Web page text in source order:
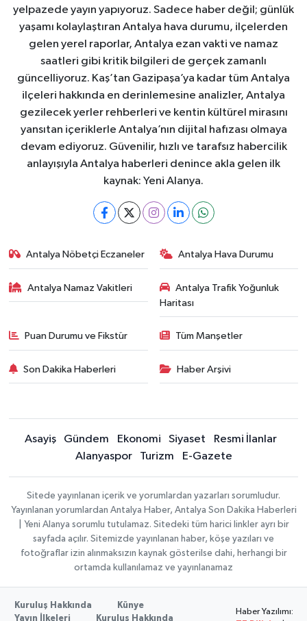
yelpazede yayın yapıyoruz. Sadece haber değil; günlük
yaşamı kolaylaştıran Antalya hava durumu, ilçelerden
gelen yerel raporlar, Antalya ezan vakti ve namaz
saatleri gibi kritik bilgileri de gerçek zamanlı
güncelliyoruz. Kaş’tan Gazipaşa’ya kadar tüm Antalya
ilçeleri hakkında en derinlemesine analizler, Antalya
gezilecek yerler rehberleri ve kentin kültürel mirasını
yansıtan içeriklerle Antalya’nın dijital hafızası olmaya
devam ediyoruz. Güvenilir, hızlı ve tarafsız habercilik
anlayışıyla Antalya haberleri denince akla gelen ilk
kaynak: Yeni Alanya.
Antalya Nöbetçi Eczaneler Antalya Hava Durumu
Antalya Namaz Vakitleri
Antalya Trafik Yoğunluk
Haritası
Puan Durumu ve Fikstür Tüm Manşetler
Son Dakika Haberleri Haber Arşivi
Asayiş Gündem Ekonomi Siyaset
Resmi İlanlar
Alanyaspor
Turizm E-Gazete
Sitede yayınlanan içerik ve yorumlardan yazarları sorumludur.
Yayınlanan yorumlardan Antalya Haber, Antalya Son Dakika Haberleri
| Yeni Alanya sorumlu tutulamaz. Sitedeki tüm harici linkler ayrı bir
sayfada açılır. Sitemizde yayınlanan haber, köşe yazıları ve
fotoğraflar izin alınmaksızın kaynak gösterilse dahi, herhangi bir
ortamda kullanılamaz ve yayınlanamaz
Kuruluş Hakkında
Künye
Yayın İlkeleri
Kuruluş Hakkında
Haber Yazılımı: